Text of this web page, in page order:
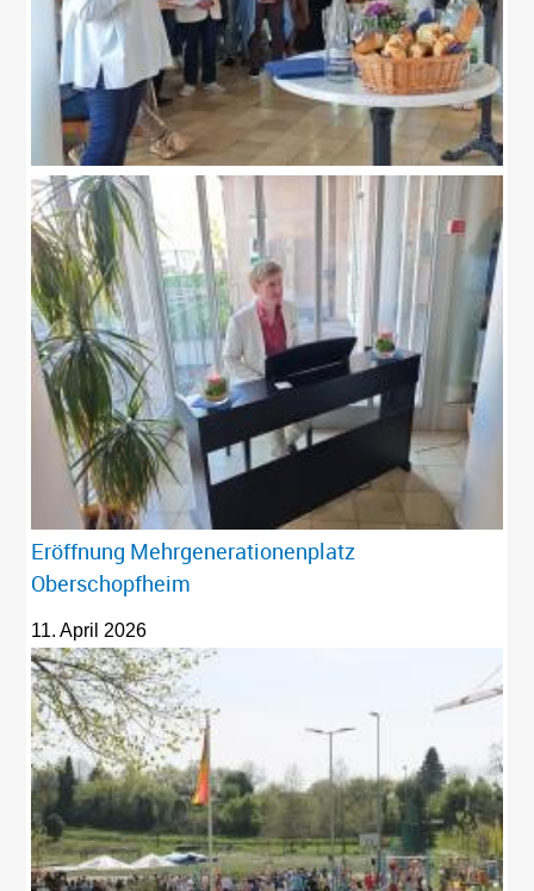
Eröffnung Mehrgenerationenplatz
Oberschopfheim
11. April 2026